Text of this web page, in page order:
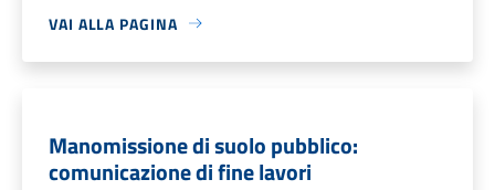
VAI ALLA PAGINA
Manomissione di suolo pubblico:
comunicazione di fine lavori